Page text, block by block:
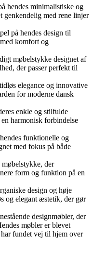
hendes minimalistiske og
genkendelig med rene linjer
på hendes design til
komfort og
møbelstykke designet af
der passer perfekt til
elegance og innovative
for moderne dansk
enkle og stilfulde
harmonisk forbindelse
funktionelle og
med fokus på både
der
form og funktion på en
design og høje
og elegant æstetik, der gør
designmøbler, der
møbler er blevet
fundet vej til hjem over